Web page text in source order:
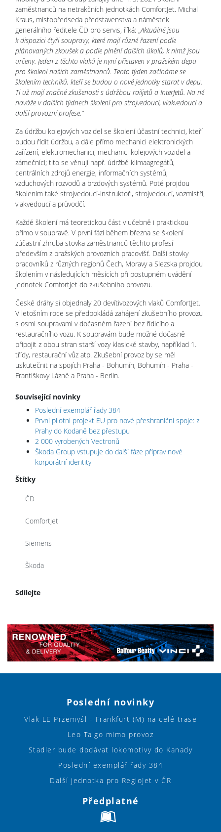
zaměstnanců na netrakčních jednotkách ComfortJet. Michal
Kraus, místopředseda představenstva a náměstek
generálního ředitele ČD pro servis, říká: „Aktuálně jsou
k dispozici čtyři soupravy, které mají různé řazení podle
plánovaných zkoušek a podle plnění dalších úkolů, k nimž jsou
určeny. Jeden z těchto vlaků je nyní přistaven v pražském depu
pro školení našich zaměstnanců. Tento týden začínáme se
školením techniků, kteří se budou o nové jednotky starat v depu.
Ti už mají značné zkušenosti s údržbou railjetů a InterJetů. Na ně
naváže v dalších týdnech školení pro strojvedoucí, vlakvedoucí a
další provozní profese.“
Za údržbu kolejových vozidel se školení účastní technici, kteří
budou řídit údržbu, a dále přímo mechanici elektronických
zařízení, elektromechanici, mechanici kolejových vozidel a
zámečníci; tito se věnují např. údržbě klimaagregátů,
centrálních zdrojů energie, informačních systémů,
vzduchových rozvodů a brzdových systémů. Poté projdou
školením také strojvedoucí-instruktoři, strojvedoucí, vozmistři,
vlakvedoucí a průvodčí.
Každé školení má teoretickou část v učebně i praktickou
přímo v soupravě. V první fázi během března se školení
zúčastní zhruba stovka zaměstnanců těchto profesí
především z pražských provozních pracovišť. Další stovky
pracovníků z různých regionů Čech, Moravy a Slezska projdou
školením v následujících měsících při postupném uvádění
jednotek ComfortJet do zkušebního provozu.
České dráhy si objednaly 20 devítivozových vlaků ComfortJet.
V letošním roce se předpokládá zahájení zkušebního provozu
s osmi soupravami v dočasném řazení bez řídicího a
restauračního vozu. K soupravám bude možné dočasně
připojit z obou stran starší vozy klasické stavby, například 1.
třídy, restaurační vůz atp. Zkušební provoz by se měl
uskutečnit na spojích Praha - Bohumín, Bohumín - Praha -
Františkovy Lázně a Praha - Berlín.
Související novinky
Poslední exemplář řady 384
První pilotní projekt EU pro nové přeshraniční spoje: z
Prahy do Kodaně bez přestupu
2 000 vyrobených Vectronů
Škoda Group vstupuje do další fáze příprav nové
korporátní identity
Štítky
ČD
Comfortjet
Siemens
Škoda
Sdílejte
Poslední novinky
Vlak LE Przemyśl - Frankfurt (M) na celé trase
Leo Talgo mimo provoz
Stadler bude dodávat lokomotivy do Kanady
Poslední exemplář řady 384
Další jednotka pro RegioJet v ČR
Předplatné